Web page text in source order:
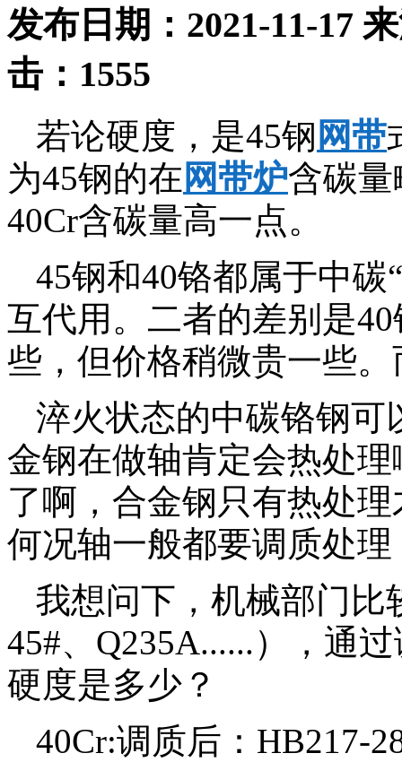
发布日期： 2021-11-17
击： 1555
若论硬度，是45钢 网带
为45钢的在 网带炉含碳量
40Cr含碳量高一点。
45钢和40铬都属于中
互代用。二者的差别是
些，但价格稍微贵一些
淬火状态的中碳铬钢可
金钢在做轴肯定会热处
了啊，合金钢只有热处
何况轴一般都要调质处理
我想问下，机械部门比
45#、Q235A......），通
硬度是多少？
40Cr:调质后：HB217-